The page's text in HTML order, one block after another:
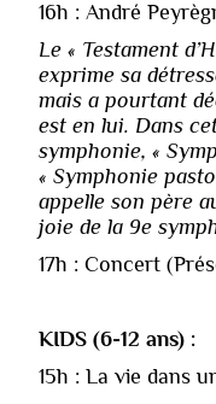
16h : André
Le « Testament
exprime sa
mais a pourtant
est en lui. Dans
symphonie, «
« Symphonie
appelle son père
joie de la 9e
17h : Concert
KIDS (6-12 ans) :
15h : La vie dans